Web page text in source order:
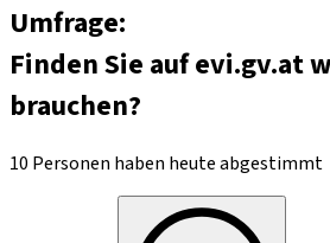
Umfrage:
Finden Sie auf evi.gv.at
brauchen?
10 Personen haben heute abgestimmt